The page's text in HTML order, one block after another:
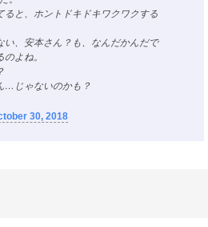
ると、ホントドキドキワクワクする
、安本さん？も、なんだかんだで
よね。
…じゃないのかも？
30, 2018